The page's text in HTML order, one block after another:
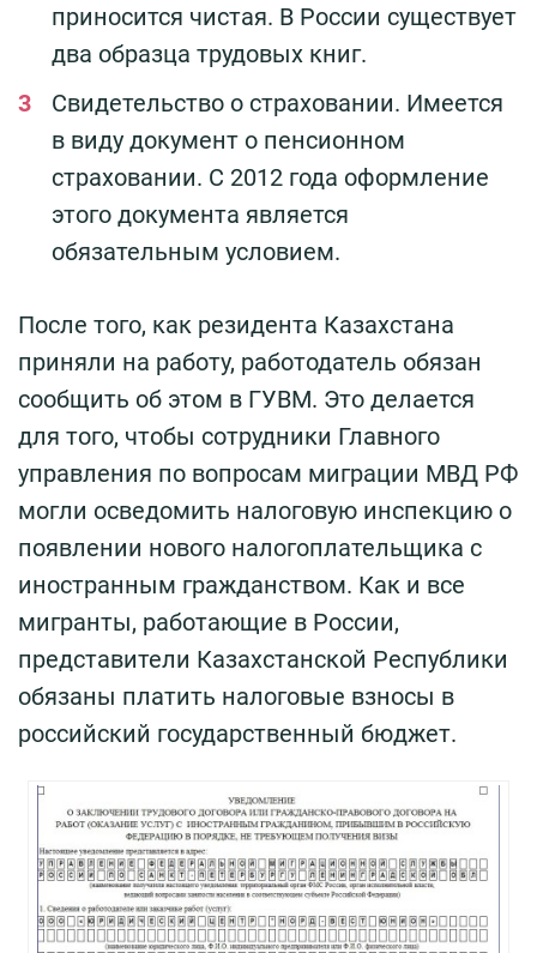
приносится чистая. В России существует
два образца трудовых книг.
Свидетельство о страховании. Имеется
в виду документ о пенсионном
страховании. С 2012 года оформление
этого документа является
обязательным условием.
После того, как резидента Казахстана
приняли на работу, работодатель обязан
сообщить об этом в ГУВМ. Это делается
для того, чтобы сотрудники Главного
управления по вопросам миграции МВД РФ
могли осведомить налоговую инспекцию о
появлении нового налогоплательщика с
иностранным гражданством. Как и все
мигранты, работающие в России,
представители Казахстанской Республики
обязаны платить налоговые взносы в
российский государственный бюджет.